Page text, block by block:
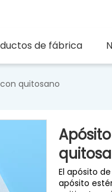
de fábrica
quitosano
El apósito
apósito